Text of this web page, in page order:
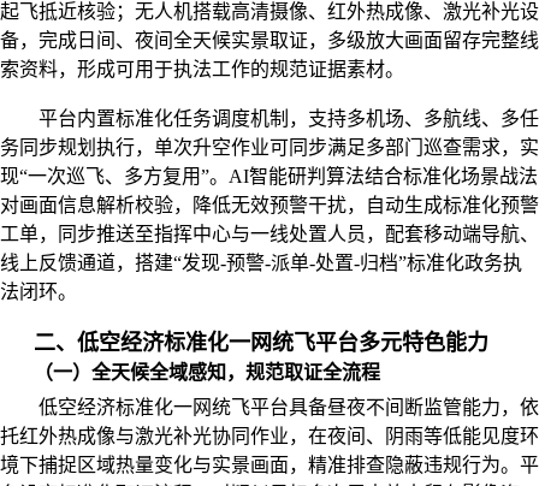
起飞抵近核验；无人机搭载高清摄像、红外热成像、激光补光设
备，完成日间、夜间全天候实景取证，多级放大画面留存完整线
索资料，形成可用于执法工作的规范证据素材。
平台内置标准化任务调度机制，支持多机场、多航线、多任
务同步规划执行，单次升空作业可同步满足多部门巡查需求，实
现“一次巡飞、多方复用”。AI智能研判算法结合标准化场景战法
对画面信息解析校验，降低无效预警干扰，自动生成标准化预警
工单，同步推送至指挥中心与一线处置人员，配套移动端导航、
线上反馈通道，搭建“发现-预警-派单-处置-归档”标准化政务执
法闭环。
二、低空经济标准化一网统飞平台多元特色能力
（一）全天候全域感知，规范取证全流程
低空经济标准化一网统飞平台具备昼夜不间断监管能力，依
托红外热成像与激光补光协同作业，在夜间、阴雨等低能见度环
境下捕捉区域热量变化与实景画面，精准排查隐蔽违规行为。平